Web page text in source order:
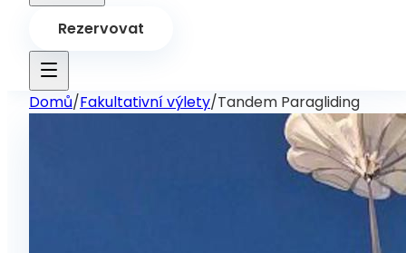
Rezervovat
Domů/Fakultativní výlety/Tandem Paragliding